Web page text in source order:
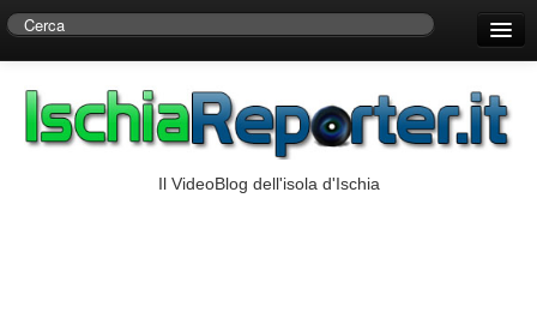
Centro di Ricerche Storiche D’Ambra
Il VideoBlog dell'isola d'Ischia